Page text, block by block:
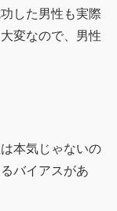
した男性も実際
変なので、男性
本気じゃないの
バイアスがあ